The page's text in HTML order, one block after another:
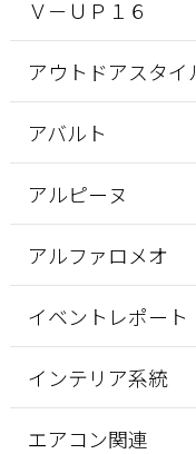
Ｖ－ＵＰ１６
アウトドアスタイ
アバルト
アルピーヌ
アルファロメオ
イベントレポート
インテリア系統
エアコン関連